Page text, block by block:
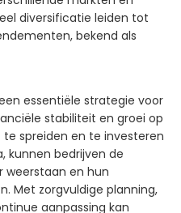
diversificatie leiden tot
bekend als
essentiële strategie voor
stabiliteit en groei op
te spreiden en te investeren
kunnen bedrijven de
en hun
Met zorgvuldige planning,
aanpassing kan